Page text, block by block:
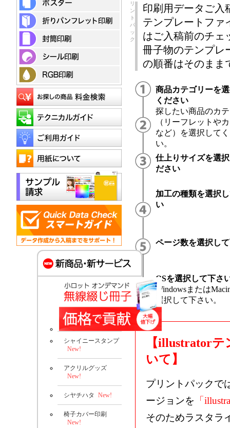
印刷用データご入
テンプレートファ
はご入稿前のチェ
冊子物のテンプレ
の順番はそのまま
商品カテゴリーを
ください
探したい商品のカ
（リーフレットや
など）を選択して
い。
仕上りサイズを選
ださい
加工の種類を選択
い
ページ数を選択し
OSを選択して下さ
Windowsまたは
選択して下さい。
【illustrator
いて】
プリントパックで
ージョンを 「
そのためラスタラ
シャイニースタンプ
New!
アクリルグッズ
New!
シヤチハタ New!
椅子カバー印刷
New!
リ
ン
ト
パ
ッ
ク